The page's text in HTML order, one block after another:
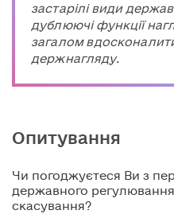
застарілі види
дублюючі функції
загалом
держнагляду.
Опитування
Чи погоджуєтеся Ви з
державного
скасування?